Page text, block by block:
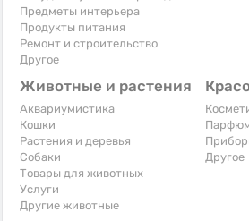
Предметы интерьера
Продукты питания
Ремонт и строительство
Другое
Животные и растения
Аквариумистика
Кошки
Растения и деревья
Собаки
Товары для животных
Услуги
Другие животные
Другое